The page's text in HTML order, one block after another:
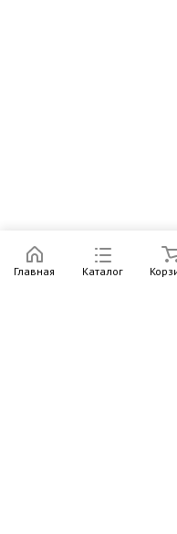
Главная Каталог